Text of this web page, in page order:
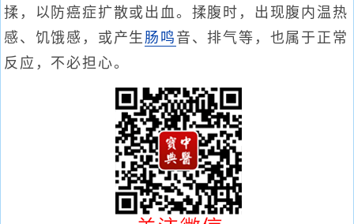
揉，以防癌症扩散或出血。揉腹时，出现腹内温热
感、饥饿感，或产生 肠鸣 音、排气等，也属于正常
反应，不必担心。